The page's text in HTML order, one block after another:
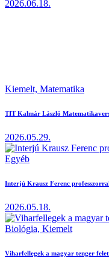
2026.06.18.
Kiemelt, Matematika
TIT Kalmár László
2026.05.29.
Egyéb
Interjú Krausz Ferenc
2026.05.18.
Biológia, Kiemelt
Viharfellegek a magyar tenger